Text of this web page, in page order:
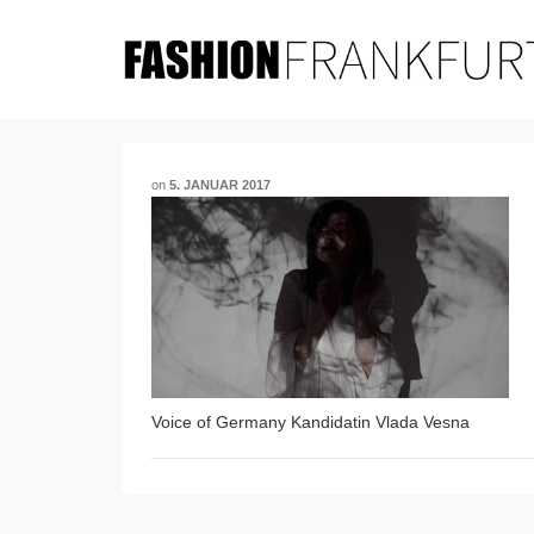
on 5. JANUAR 2017
Voice of Germany Kandidatin Vlada Vesna